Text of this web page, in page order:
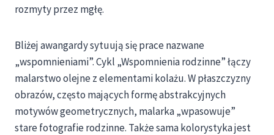
rozmyty przez mgłę.
Bliżej awangardy sytuują się prace nazwane
„wspomnieniami”. Cykl „Wspomnienia rodzinne” łączy
malarstwo olejne z elementami kolażu. W płaszczyzny
obrazów, często mających formę abstrakcyjnych
motywów geometrycznych, malarka „wpasowuje”
stare fotografie rodzinne. Także sama kolorystyka jest